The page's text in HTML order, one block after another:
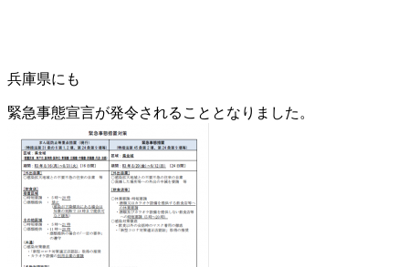
兵庫県にも
緊急事態宣言が発令されることとなりました。